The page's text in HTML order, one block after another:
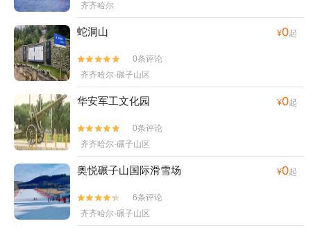
齐齐哈尔
蛇洞山 ¥0起


0条评论
齐齐哈尔·碾子山区
华安军工文化园 ¥0起


0条评论
齐齐哈尔·碾子山区
奥悦碾子山国际滑雪场 ¥0起


6条评论
齐齐哈尔·碾子山区